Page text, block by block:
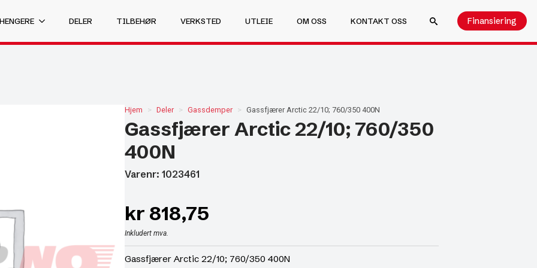
DELER TILBEHØR VERKSTED UTLEIE OM OSS
KONTAKT OSS
Finansiering
Hjem Deler Gassdemper Gassfjærer Arctic 22/10; 760/350 400N
Gassfjærer Arctic 22/10; 760/350
400N
Varenr: 1023461
kr 818,75
Inkludert mva.
Gassfjærer Arctic 22/10; 760/350 400N